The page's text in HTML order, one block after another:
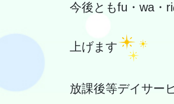
今後ともfu・wa・
上げます
放課後等デイサー